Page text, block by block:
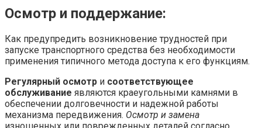
Осмотр и поддержание:
Как предупредить возникновение трудностей при
запуске транспортного средства без необходимости
применения типичного метода доступа к его функциям.
Регулярный осмотр и соответствующее
обслуживание являются краеугольными камнями в
обеспечении долговечности и надежной работы
механизма передвижения. Осмотр и замена
изношенных или поврежденных деталей согласно